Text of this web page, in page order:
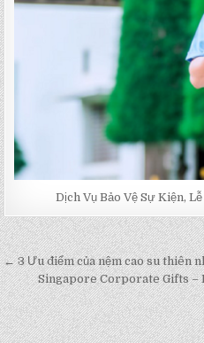
Dịch Vụ Bảo Vệ Sự Kiện,
Post
navigation
← 3 Ưu điểm của nệm cao su thiên
Singapore Corporate Gifts –